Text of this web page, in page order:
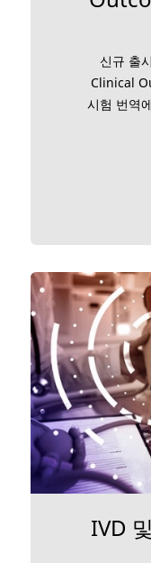
신규 출
Clinical
시험 번역
IVD